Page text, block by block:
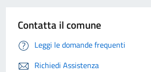
Contatta il comune
Leggi le domande frequenti
Richiedi Assistenza